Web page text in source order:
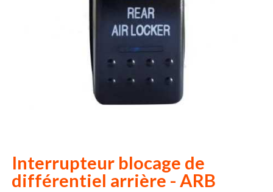
Interrupteur blocage de
différentiel arrière - ARB